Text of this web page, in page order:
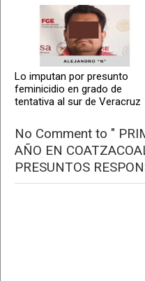
Lo imputan por presunto
feminicidio en grado de
tentativa al sur de Veracruz
No Comment to "
AÑO EN
PRESUNTOS